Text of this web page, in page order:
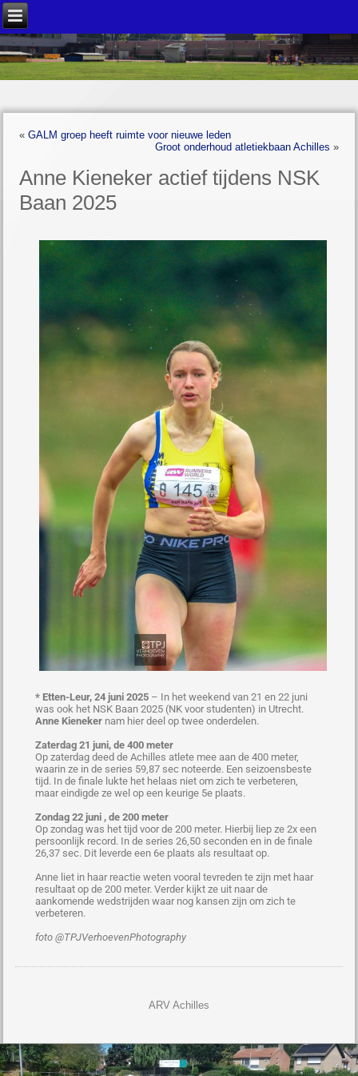
«GALM groep heeft ruimte voor nieuwe leden
Groot onderhoud atletiekbaan Achilles »
Anne Kieneker actief tijdens NSK
Baan 2025
* Etten-Leur, 24 juni 2025 – In het weekend van 21 en 22 juni
was ook het NSK Baan 2025 (NK voor studenten) in Utrecht.
Anne Kieneker nam hier deel op twee onderdelen.
Zaterdag 21 juni, de 400 meter
Op zaterdag deed de Achilles atlete mee aan de 400 meter,
waarin ze in de series 59,87 sec noteerde. Een seizoensbeste
tijd. In de finale lukte het helaas niet om zich te verbeteren,
maar eindigde ze wel op een keurige 5e plaats.
Zondag 22 juni , de 200 meter
Op zondag was het tijd voor de 200 meter. Hierbij liep ze 2x een
persoonlijk record. In de series 26,50 seconden en in de finale
26,37 sec. Dit leverde een 6e plaats als resultaat op.
Anne liet in haar reactie weten vooral tevreden te zijn met haar
resultaat op de 200 meter. Verder kijkt ze uit naar de
aankomende wedstrijden waar nog kansen zijn om zich te
verbeteren.
foto @TPJVerhoevenPhotography
ARV Achilles